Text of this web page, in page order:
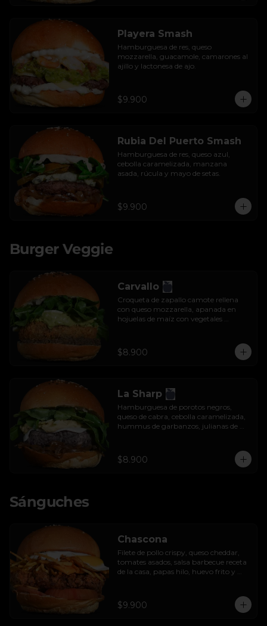
Playera Smash
Hamburguesa de res, queso
mozzarella, guacamole, camarones al
ajillo y lactonesa de ajo.
$9.900
Rubia Del Puerto Smash
Hamburguesa de res, queso azul,
cebolla caramelizada, manzana
asada, rúcula y mayo de setas.
$9.900
Burger Veggie
Carvallo
Croqueta de zapallo camote rellena
con queso mozzarella, apanada en
hojuelas de maíz con vegetales
$8.900
La Sharp
Hamburguesa de porotos negros,
queso de cabra, cebolla caramelizada,
hummus de garbanzos, julianas de
$8.900
Sánguches
Chascona
Filete de pollo crispy, queso cheddar,
tomates asados, salsa barbecue receta
de la casa, papas hilo, huevo frito y
$9.900